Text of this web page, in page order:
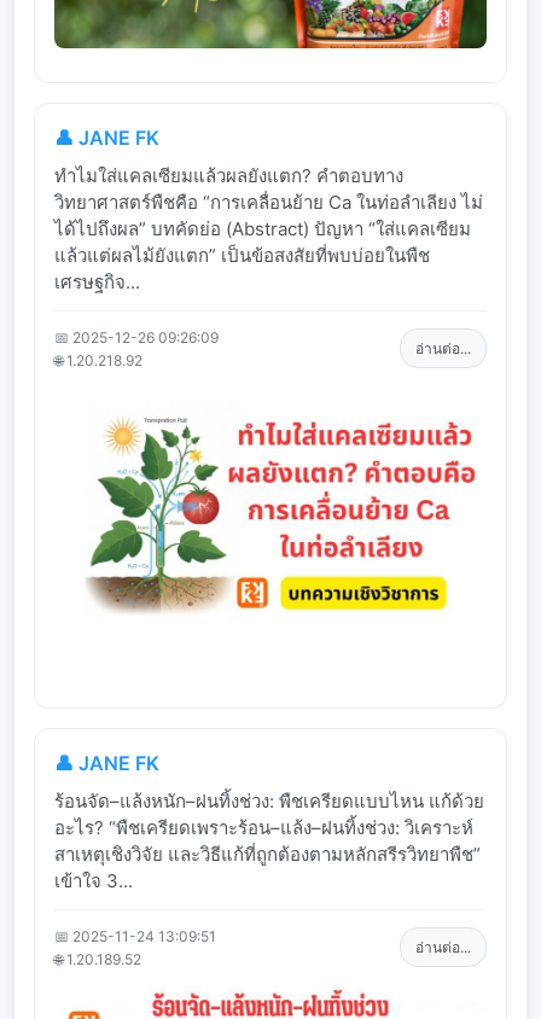
👤 JANE FK
ทำไมใส่แคลเซียมแล้วผลยังแตก? คำตอบทาง
วิทยาศาสตร์พืชคือ “การเคลื่อนย้าย Ca ในท่อลำเลียง ไม่
ได้ไปถึงผล” บทคัดย่อ (Abstract) ปัญหา “ใส่แคลเซียม
แล้วแต่ผลไม้ยังแตก” เป็นข้อสงสัยที่พบบ่อยในพืช
เศรษฐกิจ...
📅 2025-12-26 09:26:09
🌐 1.20.218.92
อ่านต่อ...
👤 JANE FK
ร้อนจัด–แล้งหนัก–ฝนทิ้งช่วง: พืชเครียดแบบไหน แก้ด้วย
อะไร? “พืชเครียดเพราะร้อน–แล้ง–ฝนทิ้งช่วง: วิเคราะห์
สาเหตุเชิงวิจัย และวิธีแก้ที่ถูกต้องตามหลักสรีรวิทยาพืช”
เข้าใจ 3...
📅 2025-11-24 13:09:51
🌐 1.20.189.52
อ่านต่อ...